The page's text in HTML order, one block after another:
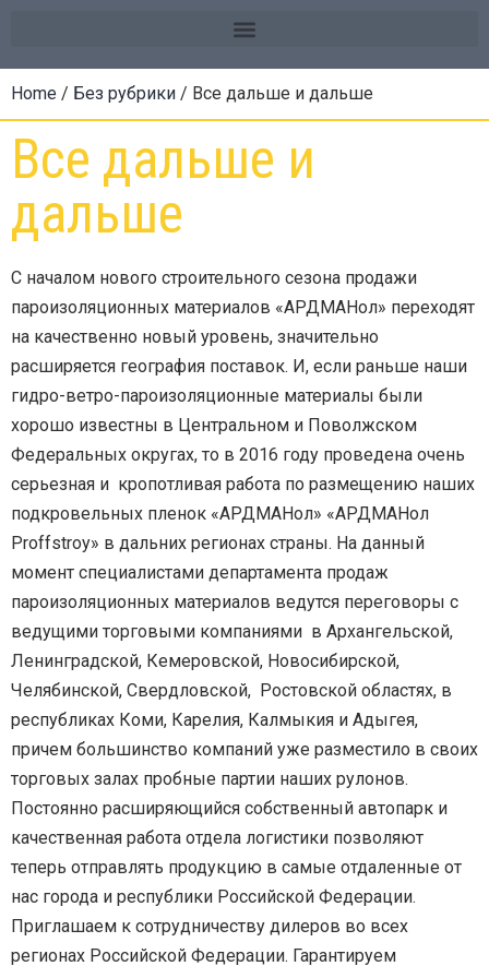
Home / Без рубрики / Все дальше и дальше
Все дальше и
дальше
С началом нового строительного сезона продажи
пароизоляционных материалов «АРДМАНол» переходят
на качественно новый уровень, значительно
расширяется география поставок. И, если раньше наши
гидро-ветро-пароизоляционные материалы были
хорошо известны в Центральном и Поволжском
Федеральных округах, то в 2016 году проведена очень
серьезная и кропотливая работа по размещению наших
подкровельных пленок «АРДМАНол» «АРДМАНол
Proffstroy» в дальних регионах страны. На данный
момент специалистами департамента продаж
пароизоляционных материалов ведутся переговоры с
ведущими торговыми компаниями в Архангельской,
Ленинградской, Кемеровской, Новосибирской,
Челябинской, Свердловской, Ростовской областях, в
республиках Коми, Карелия, Калмыкия и Адыгея,
причем большинство компаний уже разместило в своих
торговых залах пробные партии наших рулонов.
Постоянно расширяющийся собственный автопарк и
качественная работа отдела логистики позволяют
теперь отправлять продукцию в самые отдаленные от
нас города и республики Российской Федерации.
Приглашаем к сотрудничеству дилеров во всех
регионах Российской Федерации. Гарантируем